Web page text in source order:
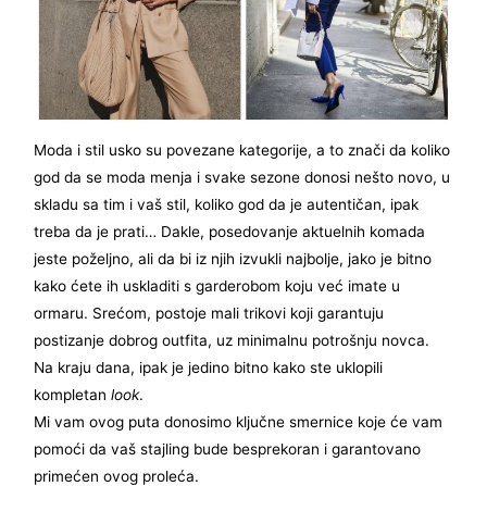
Moda i stil usko su povezane kategorije, a to znači da koliko
god da se moda menja i svake sezone donosi nešto novo, u
skladu sa tim i vaš stil, koliko god da je autentičan, ipak
treba da je prati… Dakle, posedovanje aktuelnih komada
jeste poželjno, ali da bi iz njih izvukli najbolje, jako je bitno
kako ćete ih uskladiti s garderobom koju već imate u
ormaru. Srećom, postoje mali trikovi koji garantuju
postizanje dobrog outfita, uz minimalnu potrošnju novca.
Na kraju dana, ipak je jedino bitno kako ste uklopili
kompletanlook.
Mi vam ovog puta donosimo ključne smernice koje će vam
pomoći da vaš stajling bude besprekoran i garantovano
primećen ovog proleća.